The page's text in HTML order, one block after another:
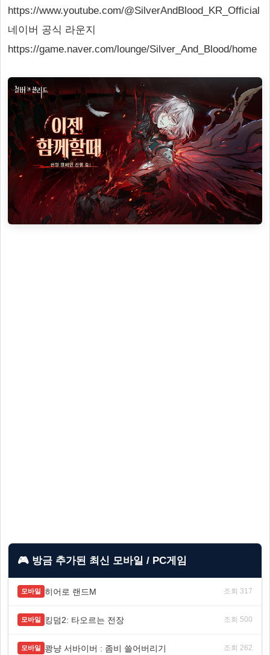
https://www.youtube.com/@SilverAndBlood_KR_Official
네이버 공식 라운지
https://game.naver.com/lounge/Silver_And_Blood/home
🎮 방금 추가된 최신 모바일 / PC게임
모바일 히어로 랜드M 조회 317
모바일 킹덤2: 타오르는 전장 조회 500
모바일 쾅냥 서바이버 : 좀비 쓸어버리기 조회 262